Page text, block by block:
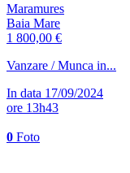
Maramures
Baia Mare
1 800,00 €
Vanzare / Munca in...
In data 17/09/2024
ore 13h43
0 Foto